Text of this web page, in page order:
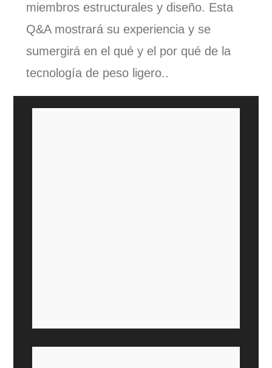
miembros estructurales y diseño. Esta
Q&A mostrará su experiencia y se
sumergirá en el qué y el por qué de la
tecnología de peso ligero..